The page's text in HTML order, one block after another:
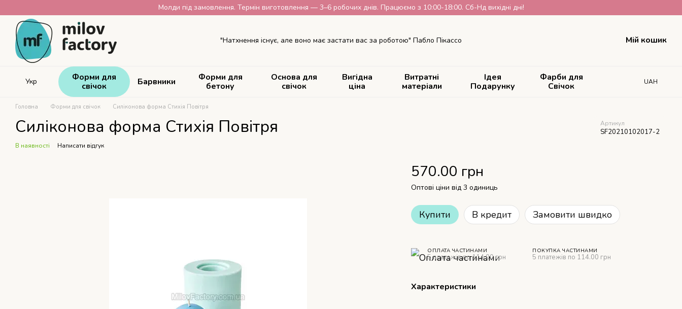
Молди під замовлення. Термін виготовлення — 3–6 робочих днів. Працюємо з 10:00-18:00. Сб-Нд вихідні дні!
"Натхнення існує, але воно має застати вас за роботою" Пабло Пікассо Мій кошик
Укр
Форми для
свічок
Барвники
Форми для
бетону
Основа для
свічок
Вигідна
ціна
Витратні
матеріали
Ідея
Подарунку
Фарби для
Свічок
UAH
Головна Форми для свічок Силіконова форма Стихія Повітря
Силіконова форма Стихія Повітря Артикул
SF20210102017-2
В наявності Написати відгук
570.00 грн
Оптові ціни від 3 одиниць
Купити В кредит Замовити швидко
ОПЛАТА ЧАСТИНАМИ
5 платежів по 114.00 грн
ПОКУПКА ЧАСТИНАМИ
5 платежів по 114.00 грн
Характеристики